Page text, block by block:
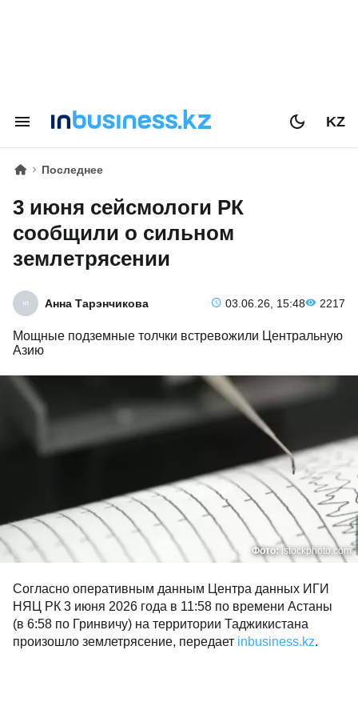
KZ
Последнее
3 июня сейсмологи РК
сообщили о сильном
землетрясении
Анна Тарэнчикова 03.06.26, 15:48 2217
Мощные подземные толчки встревожили Центральную
Азию
Фото: istockphoto.com
Согласно оперативным данным Центра данных ИГИ
НЯЦ РК 3 июня 2026 года в 11:58 по времени Астаны
(в 6:58 по Гринвичу) на территории Таджикистана
произошло землетрясение, передает inbusiness.kz.